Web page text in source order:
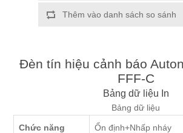
Thêm vào danh sách so sánh
Đèn tín hiệu cảnh báo
FFF-C
Bảng dữ liệu In
Bảng dữ liệu
Chức năng Ổn định+Nhấp nháy